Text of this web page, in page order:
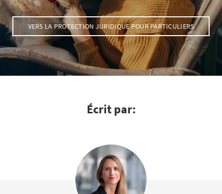
VERS LA PROTECTION JURIDIQUE POUR PARTICULIERS
Écrit par: